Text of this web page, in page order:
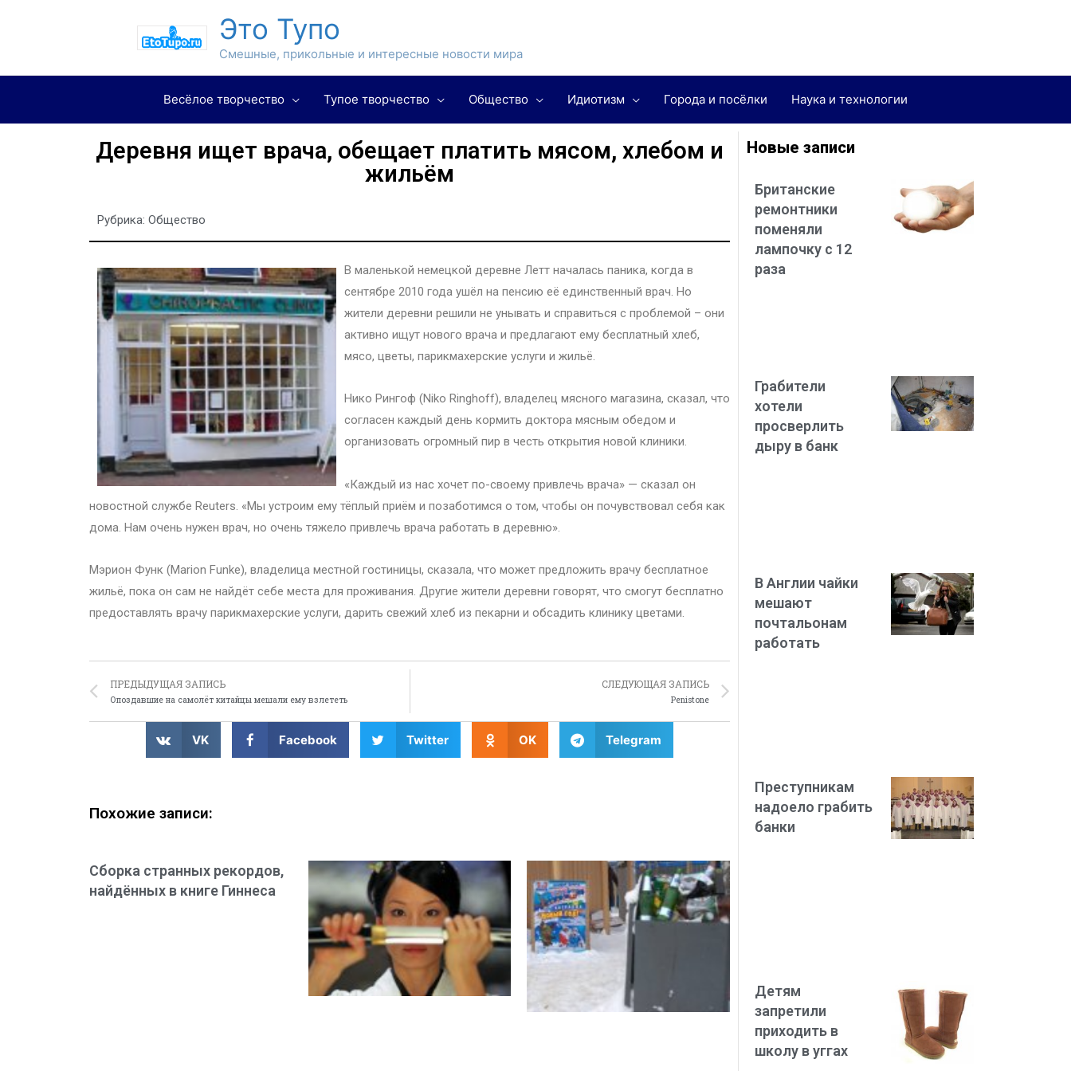
Это Тупо
Смешные, прикольные и интересные новости мира
Весёлое творчество Тупое творчество Общество Идиотизм Города и посёлки Наука и технологии
Деревня ищет врача, обещает платить мясом, хлебом и
жильём
Рубрика: Общество
В маленькой немецкой деревне Летт началась паника, когда в
сентябре 2010 года ушёл на пенсию её единственный врач. Но
жители деревни решили не унывать и справиться с проблемой – они
активно ищут нового врача и предлагают ему бесплатный хлеб,
мясо, цветы, парикмахерские услуги и жильё.
Нико Рингоф (Niko Ringhoff), владелец мясного магазина, сказал, что
согласен каждый день кормить доктора мясным обедом и
организовать огромный пир в честь открытия новой клиники.
«Каждый из нас хочет по-своему привлечь врача» — сказал он
новостной службе Reuters. «Мы устроим ему тёплый приём и позаботимся о том, чтобы он почувствовал себя как
дома. Нам очень нужен врач, но очень тяжело привлечь врача работать в деревню».
Мэрион Функ (Marion Funke), владелица местной гостиницы, сказала, что может предложить врачу бесплатное
жильё, пока он сам не найдёт себе места для проживания. Другие жители деревни говорят, что смогут бесплатно
предоставлять врачу парикмахерские услуги, дарить свежий хлеб из пекарни и обсадить клинику цветами.
ПРЕДЫДУЩАЯ ЗАПИСЬ
Опоздавшие на самолёт китайцы мешали ему взлететь
СЛЕДУЮЩАЯ ЗАПИСЬ
Penistone
VK Facebook Twitter OK Telegram
Похожие записи:
Сборка странных рекордов,
найдённых в книге Гиннеса
Новые записи
Британские
ремонтники
поменяли
лампочку с 12
раза
Грабители
хотели
просверлить
дыру в банк
В Англии чайки
мешают
почтальонам
работать
Преступникам
надоело грабить
банки
Детям
запретили
приходить в
школу в уггах